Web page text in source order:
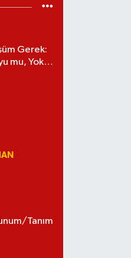
Gerek:
mu, Yoksa
Tanım